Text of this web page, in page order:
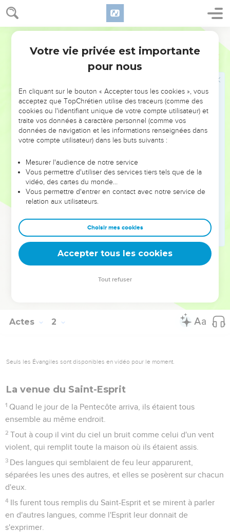
Actes 1
19 Tous les habitants de Jérusalem l'ont appris, c'est
pourquoi ce champ a été appelé dans leur langue
Or il est écrit dans le livre des Psaumes : Que sa maison
devienne déserte et que personne ne l'habite ! et : Qu'un
» Il faut donc choisir un homme parmi ceux qui nous ont
accompagnés tout le temps où le Seigneur Jésus a vécu
avec nous,
depuis le baptême de Jean jusqu'au jour où il a été enlevé
résurrection. »
Ils en présentèrent deux : Joseph appelé Barsabbas,
surnommé Justus, et Matthias.
24
cœur de tous, désigne lequel de ces deux hommes tu as
choisi
pour prendre part à ce ministère et à cette charge d'apôtre
que Judas a abandonnés pour aller à la place qui est la
Actes 2
Seuls les Évangiles sont disponibles en vidéo pour le moment.
La venue du Saint-Esprit
1 Quand le jour de la Pentecôte arriva, ils étaient tous
ensemble au même endroit.
2 Tout à coup il vint du ciel un bruit comme celui d'un vent
violent, qui remplit toute la maison où ils étaient assis.
3 Des langues qui semblaient de feu leur apparurent,
séparées les unes des autres, et elles se posèrent sur chacun
d'eux.
4 Ils furent tous remplis du Saint-Esprit et se mirent à parler
en d'autres langues, comme l'Esprit leur donnait de
s'exprimer.
Votre vie privée est importante
pour nous
En cliquant sur le bouton « Accepter tous les cookies », vous
acceptez que TopChrétien utilise des traceurs (comme des
cookies ou l'identifiant unique de votre compte utilisateur) et
traite vos données à caractère personnel (comme vos
données de navigation et les informations renseignées dans
votre compte utilisateur) dans les buts suivants :
Mesurer l'audience de notre service
Vous permettre d'utiliser des services tiers tels que de la
vidéo, des cartes du monde…
Vous permettre d'entrer en contact avec notre service de
relation aux utilisateurs.
Choisir mes cookies
Accepter tous les cookies
Tout refuser